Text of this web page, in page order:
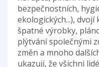
bezpečnostních,
ekologických...),
špatné výrobky,
plýtvání společnými
změn a mnoho
ukazují, že všichni